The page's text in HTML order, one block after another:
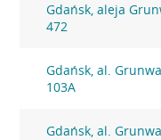
Gdańsk, aleja
472
Gdańsk, al.
103A
Gdańsk, al.